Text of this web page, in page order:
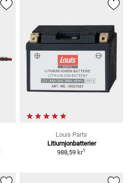
Louis Parts
Litiumjonbatterier
988,59 kr1